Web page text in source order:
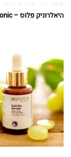
סימני גיל - אנטי אייג'ינג
היאלרוניק פלוס – Hyaluronic+